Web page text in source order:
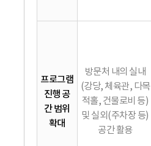
프로그램
진행 공
간 범위
확대
방문처 내의 실내
(강당, 체육관, 다목
적홀, 건물로비 등)
및 실외(주차장 등)
공간 활용